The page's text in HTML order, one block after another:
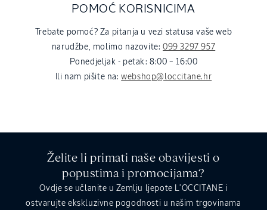
POMOĆ KORISNICIMA
Trebate pomoć? Za pitanja u vezi statusa vaše web
narudžbe, molimo nazovite: 099 3297 957
Ponedjeljak - petak: 8:00 – 16:00
Ili nam pišite na:webshop@loccitane.hr
Želite li primati naše obavijesti o
popustima i promocijama?
Ovdje se učlanite u Zemlju ljepote L’OCCITANE i
ostvarujte ekskluzivne pogodnosti u našim trgovinama